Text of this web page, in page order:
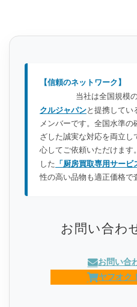
【信頼のネットワーク】
当社は全国規模の買
クルジャパンと提携してい
メンバーです。全国水準
ざした誠実な対応を両立
心してご依頼いただけます
した 「厨房買取専用サービ
性の高い品物も適正価格で
お問い合わ
お問い合
ヤフオク